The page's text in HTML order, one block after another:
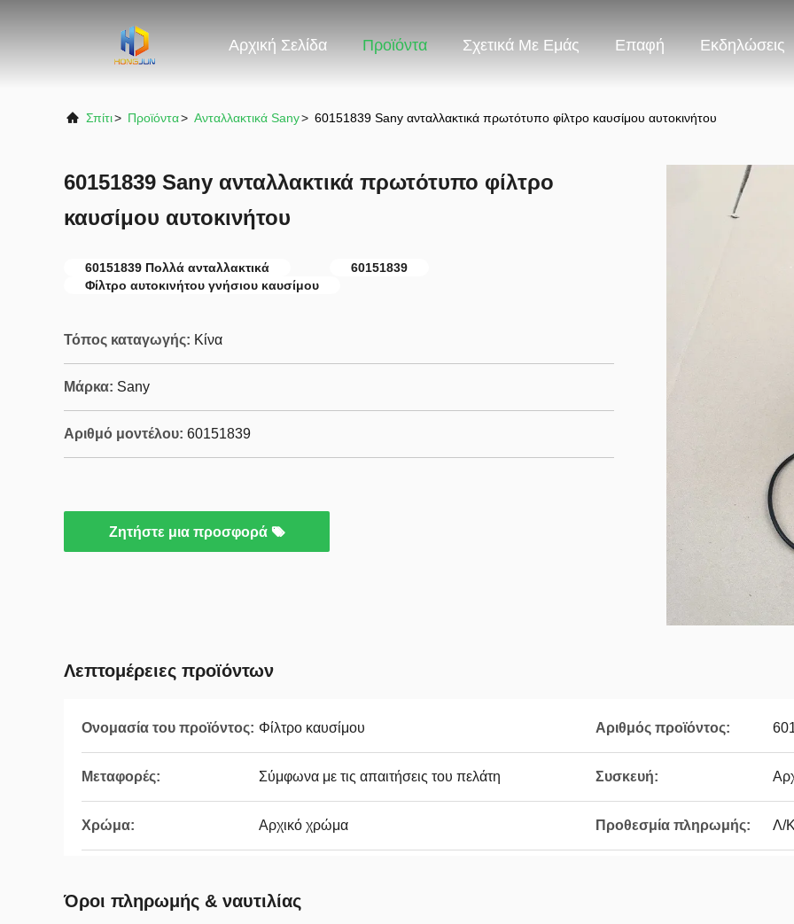
Αρχική Σελίδα Προϊόντα Σχετικά Με Εμάς Επαφή Εκδηλώσεις
Σπίτι> Προϊόντα> Ανταλλακτικά Sany> 60151839 Sany ανταλλακτικά πρωτότυπο φίλτρο καυσίμου αυτοκινήτου
60151839 Sany ανταλλακτικά πρωτότυπο φίλτρο
καυσίμου αυτοκινήτου
60151839 Πολλά ανταλλακτικά
60151839
Φίλτρο αυτοκινήτου γνήσιου καυσίμου
Τόπος καταγωγής: Κίνα
Μάρκα: Sany
Αριθμό μοντέλου: 60151839
Ζητήστε μια προσφορά
Λεπτομέρειες προϊόντων
Ονομασία του προϊόντος: Φίλτρο καυσίμου Αριθμός προϊόντος:
Μεταφορές: Σύμφωνα με τις απαιτήσεις του πελάτη Συσκευή:
Χρώμα: Αρχικό χρώμα Προθεσμία πληρωμής: Λ/
Όροι πληρωμής & ναυτιλίας